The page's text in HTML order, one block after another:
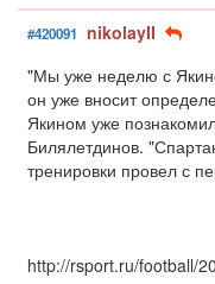
#420091 nikolayII
"Мы уже неделю с
он уже вносит
Якином уже
Билялетдинов.
тренировки провел с
http://rsport.ru/football/